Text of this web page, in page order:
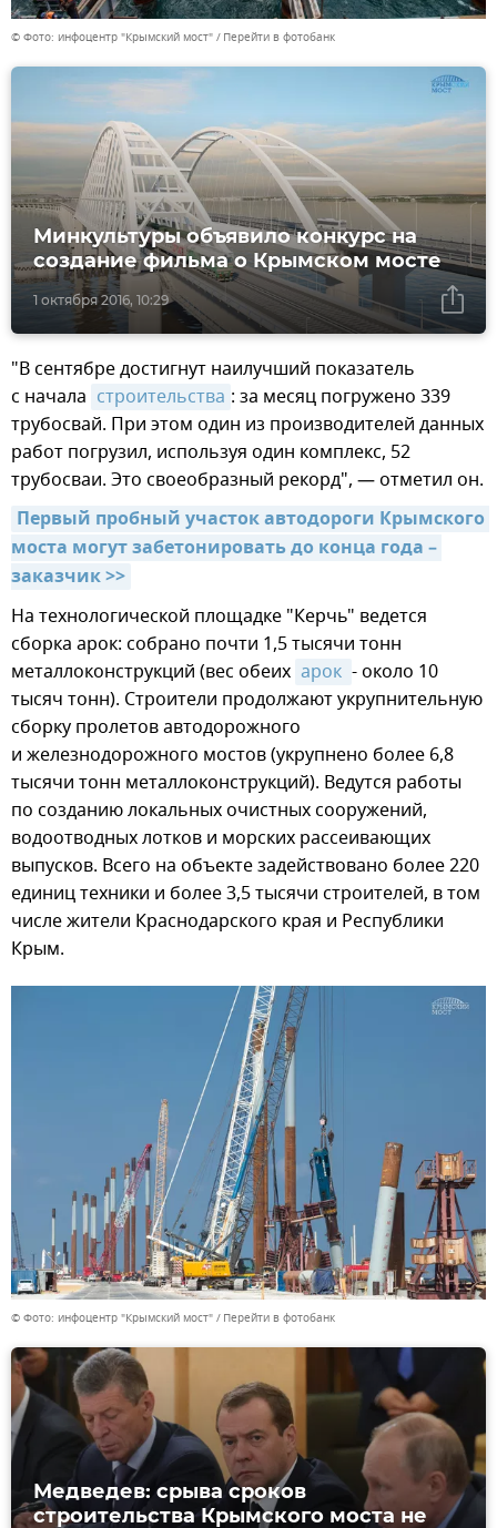
© Фото: инфоцентр "Крымский мост" Перейти в фотобанк
1 октября 2016, 10:29
Минкультуры объявило конкурс на
создание фильма о Крымском мосте
"В сентябре достигнут наилучший показатель
с начала строительства : за месяц погружено 339
трубосвай. При этом один из производителей данных
работ погрузил, используя один комплекс, 52
трубосваи. Это своеобразный рекорд", — отметил он.
Первый пробный участок автодороги Крымского
моста могут забетонировать до конца года –
заказчик >>
На технологической площадке "Керчь" ведется
сборка арок: собрано почти 1,5 тысячи тонн
металлоконструкций (вес обеих арок - около 10
тысяч тонн). Строители продолжают укрупнительную
сборку пролетов автодорожного
и железнодорожного мостов (укрупнено более 6,8
тысячи тонн металлоконструкций). Ведутся работы
по созданию локальных очистных сооружений,
водоотводных лотков и морских рассеивающих
выпусков. Всего на объекте задействовано более 220
единиц техники и более 3,5 тысячи строителей, в том
числе жители Краснодарского края и Республики
Крым.
© Фото: инфоцентр "Крымский мост" Перейти в фотобанк
Медведев: срыва сроков
строительства Крымского моста не